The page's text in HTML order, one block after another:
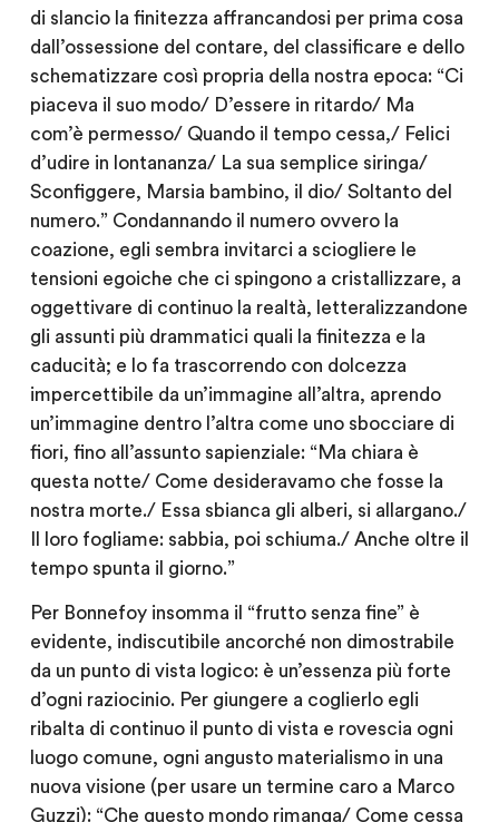
di slancio la finitezza affrancandosi per prima cosa
dall’ossessione del contare, del classificare e dello
schematizzare così propria della nostra epoca: “Ci
piaceva il suo modo/ D’essere in ritardo/ Ma
com’è permesso/ Quando il tempo cessa,/ Felici
d’udire in lontananza/ La sua semplice siringa/
Sconfiggere, Marsia bambino, il dio/ Soltanto del
numero.” Condannando il numero ovvero la
coazione, egli sembra invitarci a sciogliere le
tensioni egoiche che ci spingono a cristallizzare, a
oggettivare di continuo la realtà, letteralizzandone
gli assunti più drammatici quali la finitezza e la
caducità; e lo fa trascorrendo con dolcezza
impercettibile da un’immagine all’altra, aprendo
un’immagine dentro l’altra come uno sbocciare di
fiori, fino all’assunto sapienziale: “Ma chiara è
questa notte/ Come desideravamo che fosse la
nostra morte./ Essa sbianca gli alberi, si allargano./
Il loro fogliame: sabbia, poi schiuma./ Anche oltre il
tempo spunta il giorno.”
Per Bonnefoy insomma il “frutto senza fine” è
evidente, indiscutibile ancorché non dimostrabile
da un punto di vista logico: è un’essenza più forte
d’ogni raziocinio. Per giungere a coglierlo egli
ribalta di continuo il punto di vista e rovescia ogni
luogo comune, ogni angusto materialismo in una
nuova visione (per usare un termine caro a Marco
Guzzi): “Che questo mondo rimanga/ Come cessa